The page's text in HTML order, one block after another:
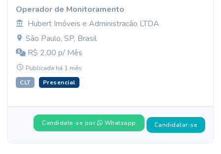
Operador de Monitoramento
Hubert Imóveis e Administracão LTDA
São Paulo, SP, Brasil
R$ 2,00 p/ Mês
Publicada há 1 mês
CLT Presencial
Candidate-se por Whatsapp Candidatar-se